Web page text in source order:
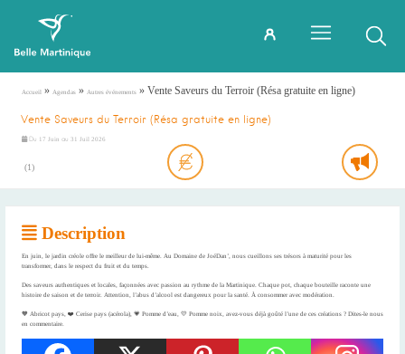
Accueil » Agendas » Autres événements » Vente Saveurs du Terroir (Résa gratuite en ligne)
Vente Saveurs du Terroir (Résa gratuite en ligne)
Du 17 Juin au 31 Juil 2026
(1)
Description
En juin, le jardin créole offre le meilleur de lui-même. Au Domaine de JoéDan’, nous cueillons ses trésors à maturité pour les
transformer, dans le respect du fruit et du temps.
Des saveurs authentiques et locales, façonnées avec passion au rythme de la Martinique. Chaque pot, chaque bouteille raconte une
histoire de saison et de terroir. Attention, l’abus d’alcool est dangereux pour la santé. À consommer avec modération.
🧡 Abricot pays, ❤️ Cerise pays (acérola), 💗 Pomme d’eau, 💛 Pomme noix, avez-vous déjà goûté l’une de ces créations ? Dites-le nous
en commentaire.